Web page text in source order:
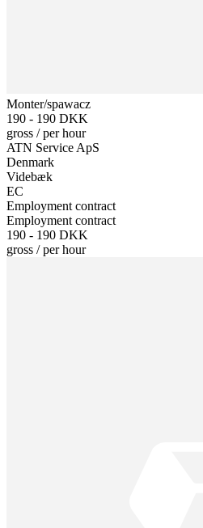
Monter/spawacz
190 - 190 DKK
gross /per hour
ATN Service ApS
Denmark
Videbæk
EC
Employment contract
Employment contract
190 - 190 DKK
gross /per hour